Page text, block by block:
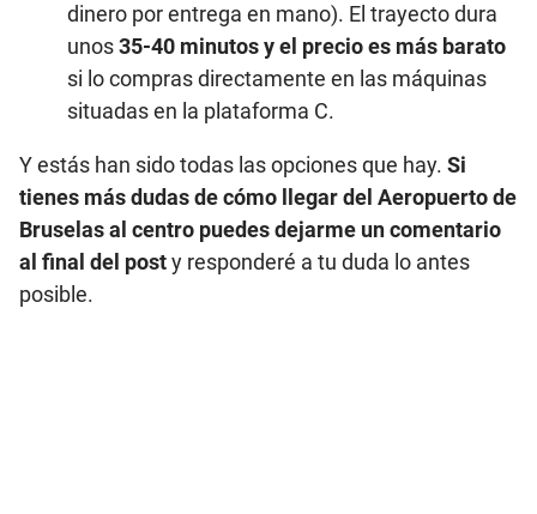
dinero por entrega en mano). El trayecto dura
unos35-40 minutos y el precio es más barato
si lo compras directamente en las máquinas
situadas en la plataforma C.
Y estás han sido todas las opciones que hay. Si
tienes más dudas de cómo llegar del Aeropuerto de
Bruselas al centro puedes dejarme un comentario
al final del posty responderé a tu duda lo antes
posible.